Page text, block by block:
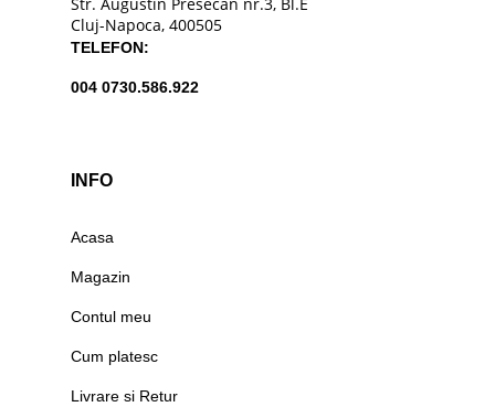
Str. Augustin Presecan nr.3, Bl.E
Cluj-Napoca, 400505
TELEFON:
004 0730.586.922
INFO
Acasa
Magazin
Contul meu
Cum platesc
Livrare si Retur